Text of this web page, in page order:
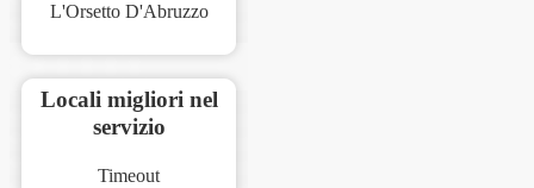
L'Orsetto D'Abruzzo
Locali migliori nel
servizio
Timeout